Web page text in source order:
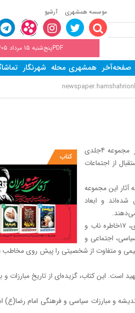
موسسه همشهری آرشیو
PDFپنج‌شنبه 15 مرداد 1405
صفحه‌آخر همشهری محله شهرنگار
کتاب
در آستانه آیین استقبال از رهبر شهید انقلاب اسلامی در مشهد، انتشارات به‌نشر مجموعه 4جلدی
از اجتماعات
این مجموعه
و ابعاد
«اول وصف تو» کتابی روایت‌محور است که به کوشش ملیکا احمدی دستجردی، ۱۷خاطره ناب و
اجتماعی و
و متفاوت از شخصیتی را پیش روی مخاطب
است. این کتاب، گزیده‌ای از تاریخ مبارزات و
و مبارزات سیاسی و فرهنگی امام